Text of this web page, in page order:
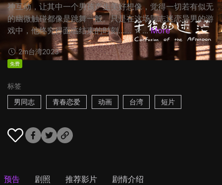
神互动，让其中一个男孩产生美好想像，觉得一切若有似无
的幽微触碰都像是跳舞一般。只是在这场同志迷恋异男的游
戏中，他终究得面临结束的时刻…… ☆... More
2m台湾2023
免费
标签
男同志
青春恋爱 动画 台湾 短片
预告 剧照 推荐影片 剧情介绍